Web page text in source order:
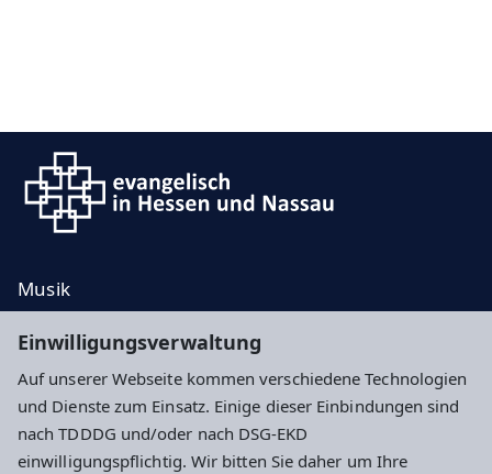
Einwilligungsverwaltung
Auf unserer Webseite kommen verschiedene Technologien
und Dienste zum Einsatz. Einige dieser Einbindungen sind
nach TDDDG und/oder nach DSG-EKD
einwilligungspflichtig. Wir bitten Sie daher um Ihre
Musik
Kontakt
Spenden
Impressum Datenschutz Cookie-Einstellungen